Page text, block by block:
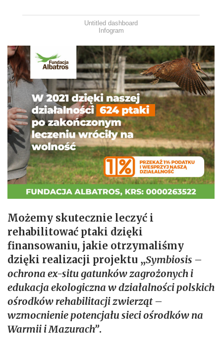
Untitled dashboard
Infogram
Możemy skutecznie leczyć i
rehabilitować ptaki dzięki
finansowaniu, jakie otrzymaliśmy
dzięki realizacji projektu „Symbiosis –
ochrona ex-situ gatunków zagrożonych i
edukacja ekologiczna w działalności polskich
ośrodków rehabilitacji zwierząt –
wzmocnienie potencjału sieci ośrodków na
Warmii i Mazurach”.